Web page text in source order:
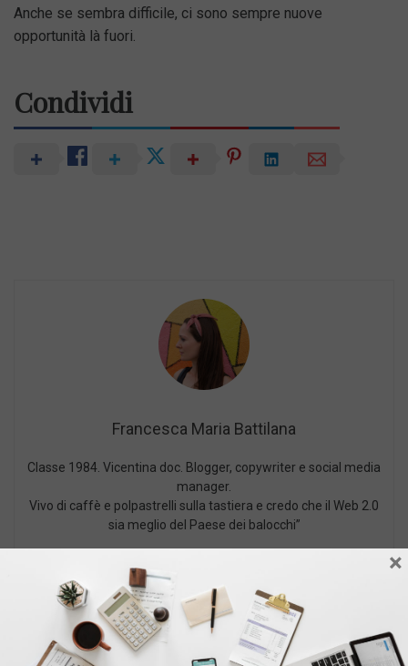
Anche se sembra difficile, ci sono sempre nuove
opportunità là fuori.
Condividi
Francesca Maria Battilana
Classe 1984. Vicentina doc. Blogger, copywriter e social media
manager.
Vivo di caffè e polpastrelli sulla tastiera e credo che il Web 2.0
sia meglio del Paese dei balocchi”
PUBBLICATO IN: LAVORO
TAGGED : AMBIENTE DI
BENESSERE, CARRIERA,
DONNE E
LAVORO, LAVORO, NEGATIVITÀ STRESS, UFFICIO
VITA IN
×